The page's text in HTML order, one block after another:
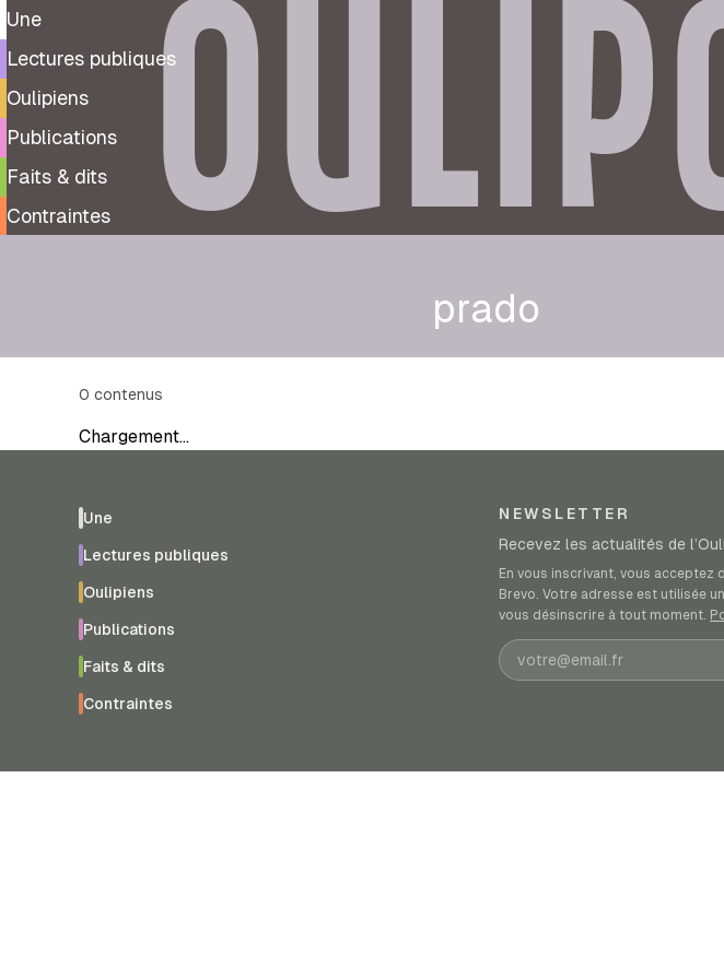
Une
Lectures publiques
Oulipiens
Publications
Faits & dits
Contraintes
prado
0 contenus
Chargement…
Une
Lectures publiques
Oulipiens
Publications
Faits & dits
Contraintes
NEWSLETTER
Recevez les actualités de
En vous inscrivant, vous
Brevo. Votre adresse est utilisée
vous désinscrire à tout moment.
Adresse e-mail